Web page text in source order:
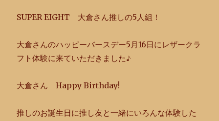
SUPER EIGHT 大倉さん推しの5人組！
大倉さんのハッピーバースデー5月16日にレザークラ
フト体験に来ていただきました♪
大倉さん Happy Birthday!
推しのお誕生日に推し友と一緒にいろんな体験した